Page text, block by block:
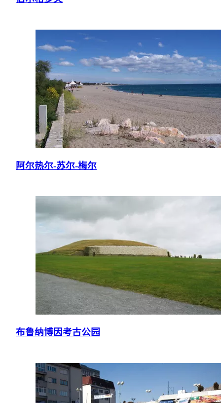
阿尔热尔-苏尔-梅尔
布鲁纳博因考古公园